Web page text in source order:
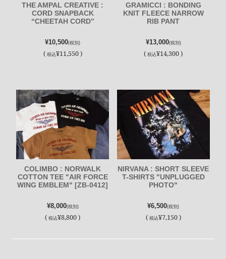
THE AMPAL CREATIVE :
CORD SNAPBACK
“CHEETAH CORD”
¥10,500(税別)
( 税込¥11,550 )
GRAMICCI : BONDING
KNIT FLEECE NARROW
RIB PANT
¥13,000(税別)
(税込¥14,300 )
COLIMBO : NORWALK
COTTON TEE "AIR FORCE
WING EMBLEM" [ZB-0412]
¥8,000(税別)
(税込¥8,800 )
NIRVANA : SHORT SLEEVE
T-SHIRTS "UNPLUGGED
PHOTO"
¥6,500(税別)
( 税込¥7,150 )